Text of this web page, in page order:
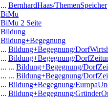
... BernhardHaas/ThemenSpeicher
BiMu
BiMu 2 Seite
Bildung
Bildung+Begegnung
... Bildung+Begegnung/
... Bildung+Begegnung/
... ... Bildung+Begegnung/
... ... Bildung+Begegnung/
... Bildung+Begegnung/
... Bildung+Begegnung/